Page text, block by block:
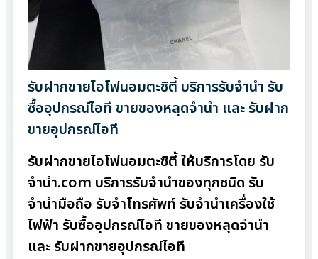
รับฝากขายไอโฟนอมตะซิตี้ บริการรับจำนำ รับ
ซื้ออุปกรณ์ไอที ขายของหลุดจำนำ และ รับฝาก
ขายอุปกรณ์ไอที
รับฝากขายไอโฟนอมตะซิตี้ ให้บริการโดย รับ
จํานํา.com บริการรับจำนำของทุกชนิด รับ
จำนำมือถือ รับจำโทรศัพท์ รับจำนำเครื่องใช้
ไฟฟ้า รับซื้ออุปกรณ์ไอที ขายของหลุดจำนำ
และ รับฝากขายอุปกรณ์ไอที